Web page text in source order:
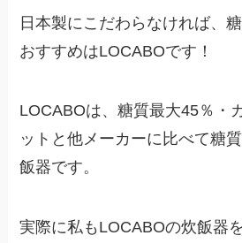
日本製にこだわらなければ、
おすすめはLOCABOです！
LOCABOは、糖質最大45％・
ットと他メーカーに比べて糖
飯器です。
実際に私もLOCABOの炊飯器